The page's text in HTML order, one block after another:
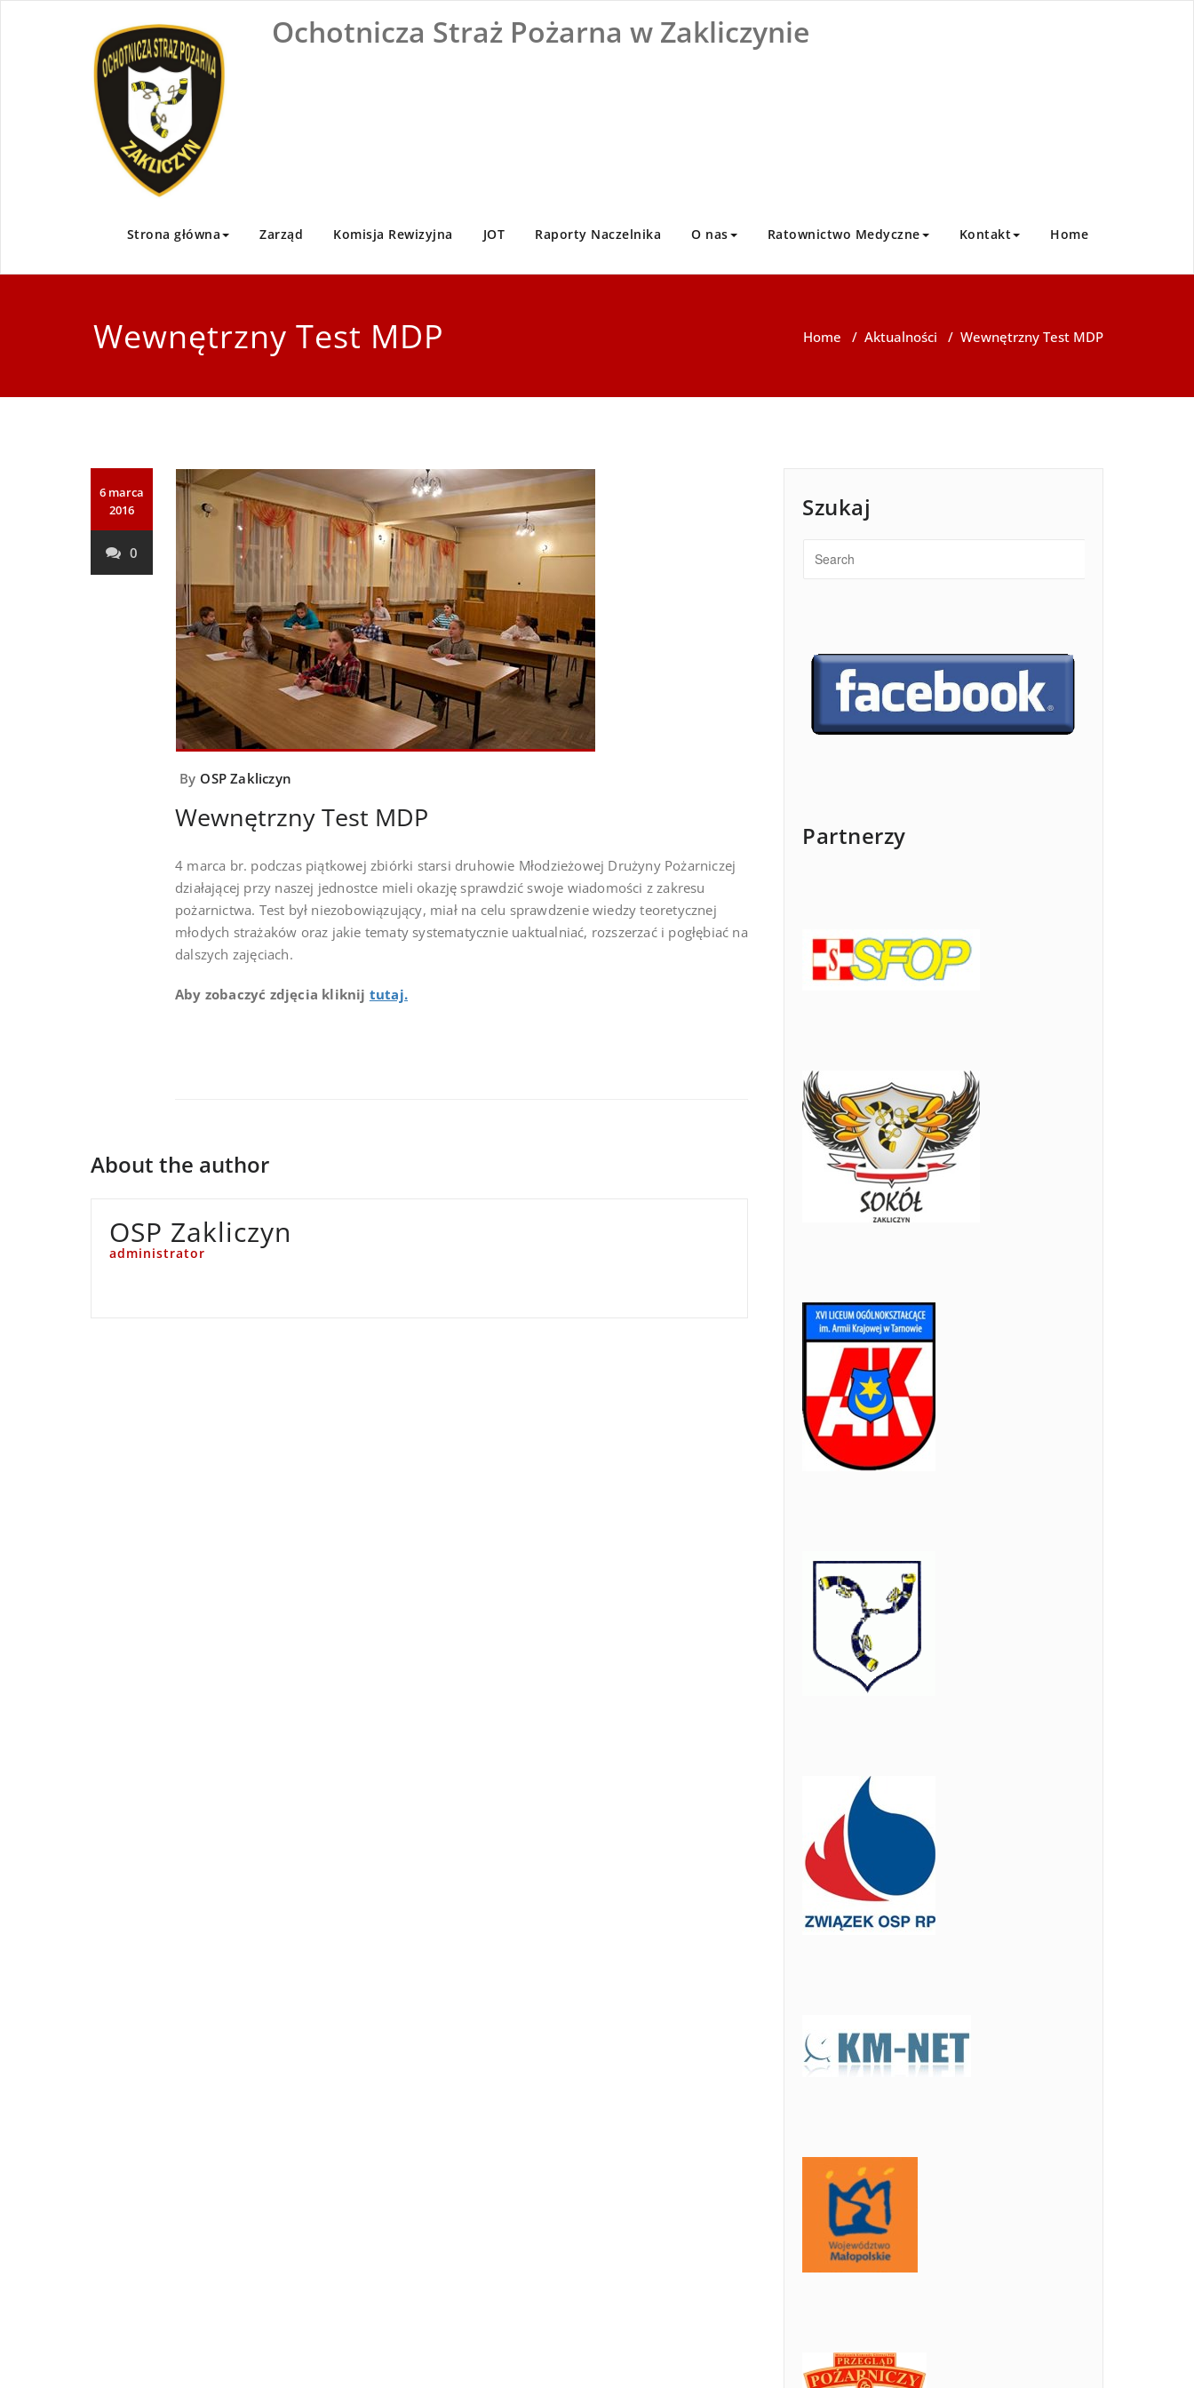
Ochotnicza Straż Pożarna w Zakliczynie
Strona główna Zarząd Komisja Rewizyjna JOT Raporty Naczelnika O nas Ratownictwo Medyczne Kontakt Home
Wewnętrzny Test MDP Home / Aktualności / Wewnętrzny Test MDP
6 marca
2016
0
By OSP Zakliczyn
Wewnętrzny Test MDP
4 marca br. podczas piątkowej zbiórki starsi druhowie Młodzieżowej Drużyny Pożarniczej
działającej przy naszej jednostce mieli okazję sprawdzić swoje wiadomości z zakresu
pożarnictwa. Test był niezobowiązujący, miał na celu sprawdzenie wiedzy teoretycznej
młodych strażaków oraz jakie tematy systematycznie uaktualniać, rozszerzać i pogłębiać na
dalszych zajęciach.
Aby zobaczyć zdjęcia kliknij tutaj.
About the author
OSP Zakliczyn
administrator
Szukaj
Partnerzy